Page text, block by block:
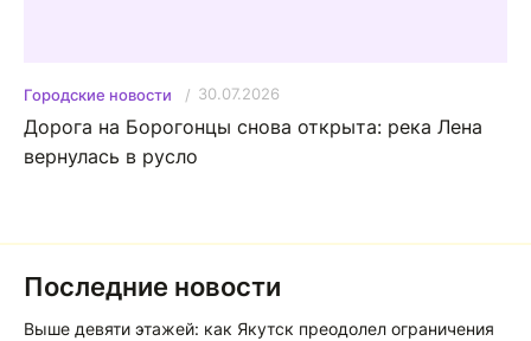
Городские новости 30.07.2026
Дорога на Борогонцы снова открыта: река Лена
вернулась в русло
Последние новости
Выше девяти этажей: как Якутск преодолел ограничения